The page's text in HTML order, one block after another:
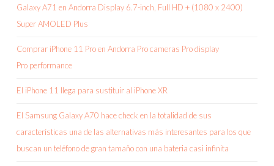
Galaxy A71 en Andorra Display 6.7-inch, Full HD + (1080 x 2400)
Super AMOLED Plus
Comprar iPhone 11 Pro en Andorra Pro cameras Pro display
Pro performance
El iPhone 11 llega para sustituir al iPhone XR
El Samsung Galaxy A70 hace check en la totalidad de sus
características una de las alternativas más interesantes para los que
buscan un teléfono de gran tamaño con una bateria casi infinita